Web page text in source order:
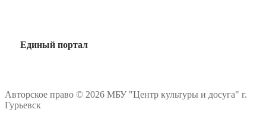
Единый портал
Авторское право © 2026 МБУ "Центр культуры и досуга" г.
Гурьевск